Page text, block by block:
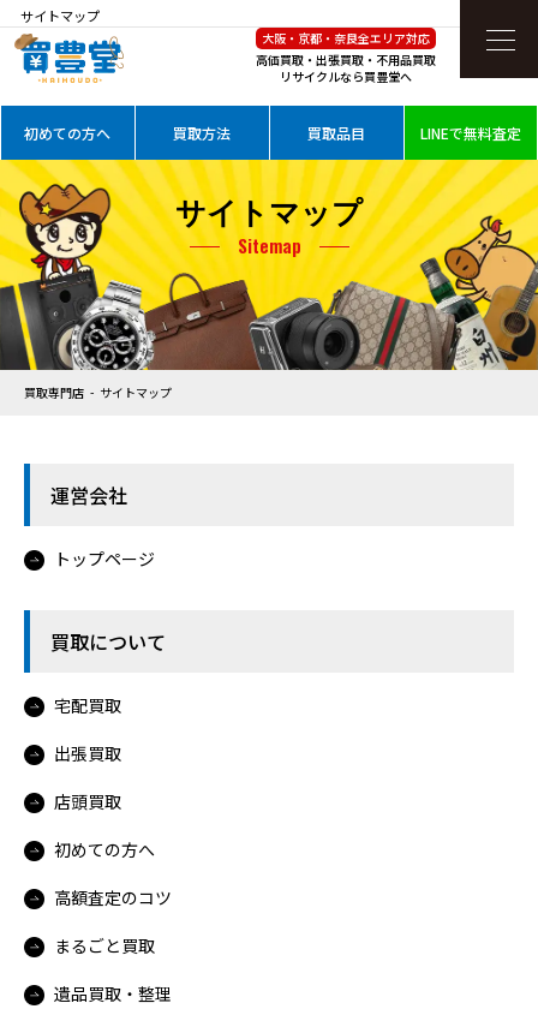
サイトマップ
大阪・京都・奈良全エリア対応
高価買取・出張買取・不用品買取
リサイクルなら買豊堂へ
初めての方へ 買取方法 買取品目 LINEで無料査定
サイトマップ
Sitemap
買取専門店 サイトマップ
運営会社
トップページ
買取について
宅配買取
出張買取
店頭買取
初めての方へ
高額査定のコツ
まるごと買取
遺品買取・整理